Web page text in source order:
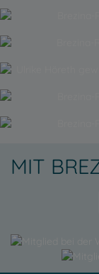
MIT